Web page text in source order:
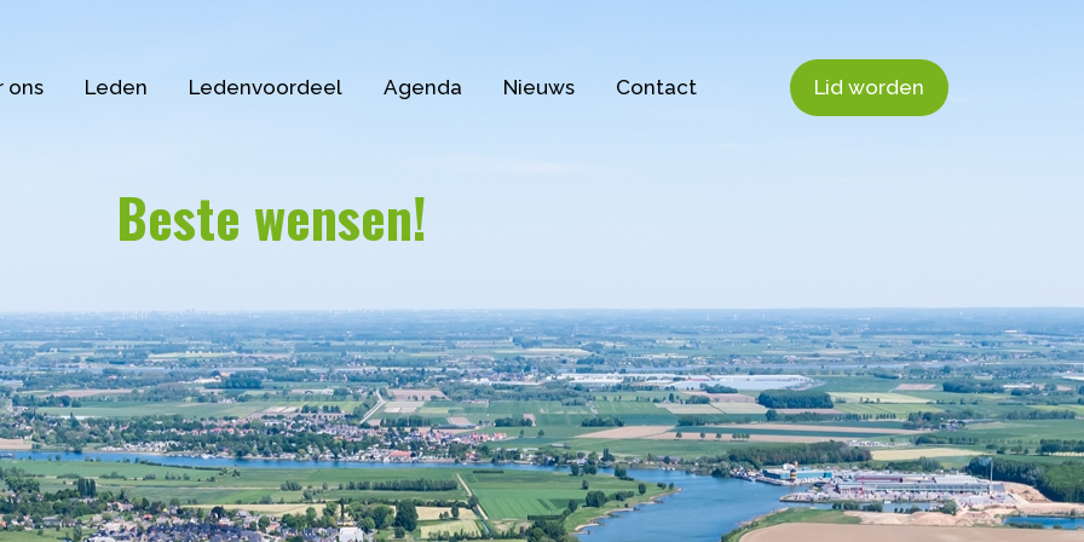
ons Leden Ledenvoordeel Agenda Nieuws Contact Lid worden
Beste wensen!